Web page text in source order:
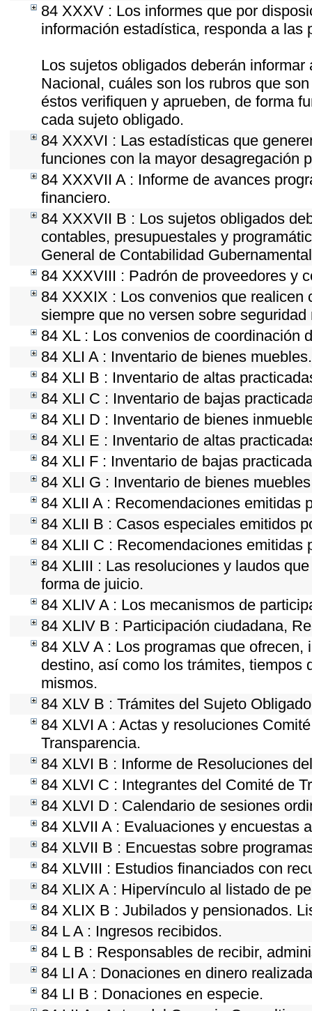
84 XXXV : Los informes que por
información estadística, responda a
Los sujetos obligados deberán
Nacional, cuáles son los rubros que
éstos verifiquen y aprueben, de forma
cada sujeto obligado.
84 XXXVI : Las estadísticas que
funciones con la mayor desagregación
84 XXXVII A : Informe de avances
financiero.
84 XXXVII B : Los sujetos obligados
contables, presupuestales y
General de Contabilidad
84 XXXVIII : Padrón de proveedores y
84 XXXIX : Los convenios que
siempre que no versen sobre
84 XL : Los convenios de coordinación
84 XLI A : Inventario de bienes muebles.
84 XLI B : Inventario de altas
84 XLI C : Inventario de bajas
84 XLI D : Inventario de bienes
84 XLI E : Inventario de altas
84 XLI F : Inventario de bajas
84 XLI G : Inventario de bienes
84 XLII A : Recomendaciones emitidas
84 XLII B : Casos especiales emitidos
84 XLII C : Recomendaciones emitidas
84 XLIII : Las resoluciones y laudos
forma de juicio.
84 XLIV A : Los mecanismos de
84 XLIV B : Participación ciudadana,
84 XLV A : Los programas que
destino, así como los trámites, tiempos
mismos.
84 XLV B : Trámites del Sujeto
84 XLVI A : Actas y resoluciones
Transparencia.
84 XLVI B : Informe de Resoluciones
84 XLVI C : Integrantes del Comité de
84 XLVI D : Calendario de sesiones
84 XLVII A : Evaluaciones y encuestas
84 XLVII B : Encuestas sobre
84 XLVIII : Estudios financiados con
84 XLIX A : Hipervínculo al listado de
84 XLIX B : Jubilados y pensionados.
84 L A : Ingresos recibidos.
84 L B : Responsables de recibir,
84 LI A : Donaciones en dinero
84 LI B : Donaciones en especie.